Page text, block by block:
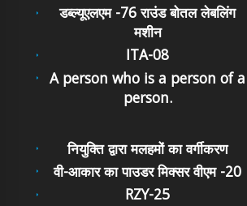
डब्ल्यूएलएम -76 राउंड बोतल लेबलिंग
मशीन
ITA-08
A person who is a person of a
person.
नियुक्ति द्वारा मलहमों का वर्गीकरण
वी-आकार का पाउडर मिक्सर वीएम -20
RZY-25